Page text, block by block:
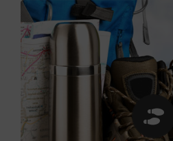
Les
Beaucoup de randonneuses
de plus. Si vous randonnez
vaut investir dans des
légères et confortables,
crantée et type Goretex.
de chaussettes que vous
Pour protéger la peau des